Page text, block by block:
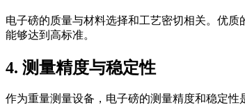
电子磅的质量与材料选择和工艺密切相关。优
能够达到高标准。
4. 测量精度与稳定性
作为重量测量设备，电子磅的测量精度和稳定